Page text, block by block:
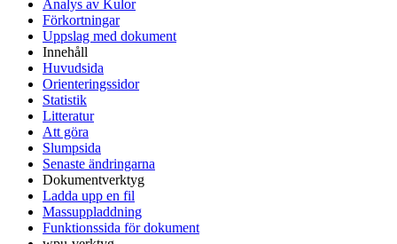
Analys av Kulor
Förkortningar
Uppslag med dokument
Innehåll
Huvudsida
Orienteringssidor
Statistik
Litteratur
Att göra
Slumpsida
Senaste ändringarna
Dokumentverktyg
Ladda upp en fil
Massuppladdning
Funktionssida för dokument